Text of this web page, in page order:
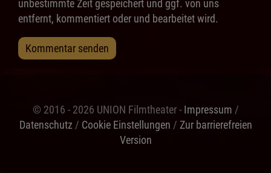
unbestimmte Zeit gespeichert und ggf. von uns
entfernt, kommentiert oder und bearbeitet wird.
Kommentar senden
© 2016 - 2026 UNION Filmtheater - Impressum /
Datenschutz/ Cookie Einstellungen / Zur barrierefreien
Version